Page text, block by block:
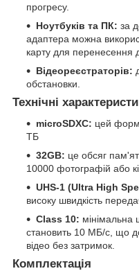
прогресу.
Ноутбуків та ПК: за
адаптера можна
карту для перенесення
Відеореєстраторів:
обстановки.
Технічні
microSDXC: цей
ТБ
32GB: це обсяг
10000 фотографій або
UHS-1 (Ultra High
високу швидкість
Class 10: мінімальна
становить 10 МБ/с, що
відео без затримок.
Комплектація